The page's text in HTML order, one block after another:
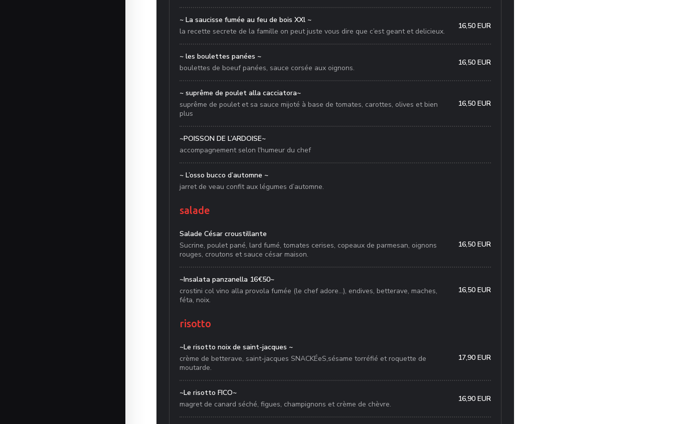
~ La saucisse fumée au feu de bois XXl ~
la recette secrete de la famille on peut juste vous dire que c’est geant et delicieux.
16,50 EUR
~ les boulettes panées ~
boulettes de boeuf panées, sauce corsée aux oignons.
16,50 EUR
~ suprême de poulet alla cacciatora~
suprême de poulet et sa sauce mijoté à base de tomates, carottes, olives et bien
plus
16,50 EUR
~POISSON DE L’ARDOISE~
accompagnement selon l'humeur du chef
~ L’osso bucco d’automne ~
jarret de veau confit aux légumes d’automne.
salade
Salade César croustillante
Sucrine, poulet pané, lard fumé, tomates cerises, copeaux de parmesan, oignons
rouges, croutons et sauce césar maison.
16,50 EUR
~Insalata panzanella 16€50~
crostini col vino alla provola fumée (le chef adore...), endives, betterave, maches,
féta, noix.
16,50 EUR
risotto
~Le risotto noix de saint-jacques ~
crème de betterave, saint-jacques SNACKÉeS,sésame torréfié et roquette de
moutarde.
17,90 EUR
~Le risotto FICO~
magret de canard séché, figues, champignons et crème de chèvre.
16,90 EUR